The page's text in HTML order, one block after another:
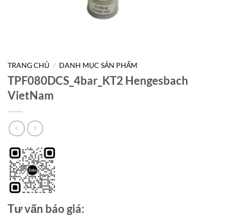
TRANG CHỦ / DANH MỤC SẢN PHẨM
TPF080DCS_4bar_KT2 Hengesbach
VietNam
Tư vấn báo giá: